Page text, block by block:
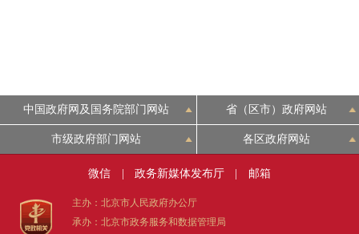
中国政府网及国务院部门网站 省（区市）政府网站
市级政府部门网站 各区政府网站
微信 政务新媒体发布厅 邮箱
主办：北京市人民政府办公厅
承办：北京市政务服务和数据管理局